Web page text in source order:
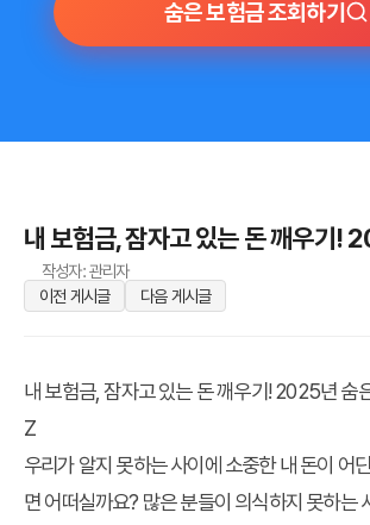
숨은 보험금 조회하기
내 보험금, 잠자고 있는 돈 깨우기!
작성자: 관리자
이전 게시글
다음 게시글
내 보험금, 잠자고 있는 돈 깨우기! 2025년 숨
Z
우리가 알지 못하는 사이에 소중한 내 돈이 어
면 어떠실까요? 많은 분들이 의식하지 못하는